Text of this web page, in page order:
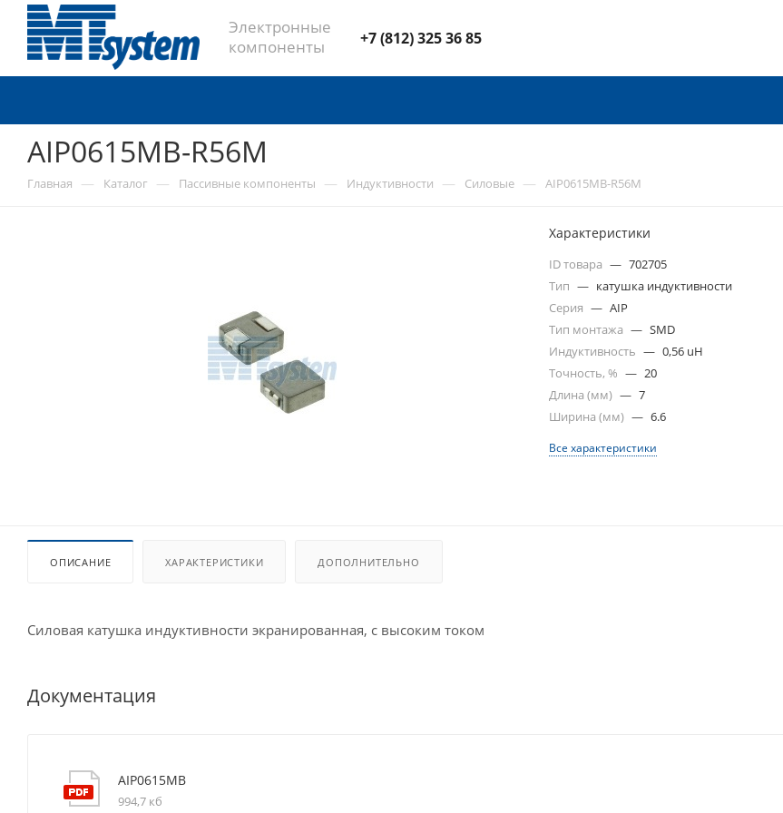
Электронные
компоненты
+7 (812) 325 36 85
AIP0615MB-R56M
Главная — Каталог — Пассивные компоненты — Индуктивности — Силовые — AIP0615MB-R56M
Характеристики
ID товара — 702705
Тип — катушка индуктивности
Серия — AIP
Тип монтажа — SMD
Индуктивность — 0,56 uH
Точность, % — 20
Длина (мм) — 7
Ширина (мм) — 6.6
Все характеристики
ОПИСАНИЕ ХАРАКТЕРИСТИКИ ДОПОЛНИТЕЛЬНО
Силовая катушка индуктивности экранированная, с высоким током
Документация
AIP0615MB
994,7 кб